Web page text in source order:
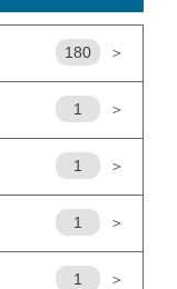
180 ＞
1 ＞
1 ＞
1 ＞
1 ＞